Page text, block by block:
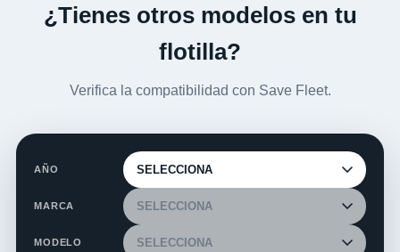
¿Tienes otros modelos en tu
flotilla?
Verifica la compatibilidad con Save Fleet.
AÑO
MARCA
MODELO